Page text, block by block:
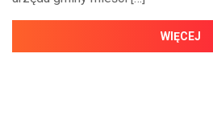
WIĘCEJ